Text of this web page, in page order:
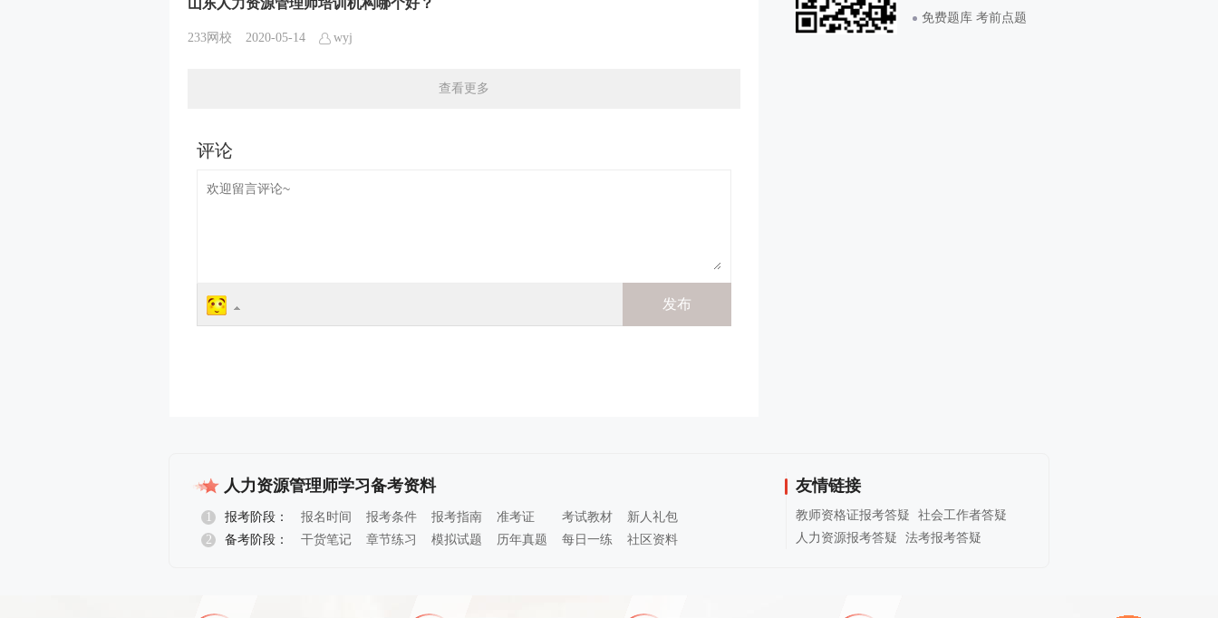
233网校 2020-05-14 wyj
查看更多
免费题库 考前点题
人力资源管理师学习备考资料
1 报考阶段： 报名时间 报考条件 报考指南 准考证 考试教材
新人礼包
报名指导
2 备考阶段： 干货笔记 章节练习 模拟试题 历年真题 每日一练 社区资料
友情链接
教师资格证报考答疑
社会工作者答疑
人力资源报考答疑
法考报考答疑